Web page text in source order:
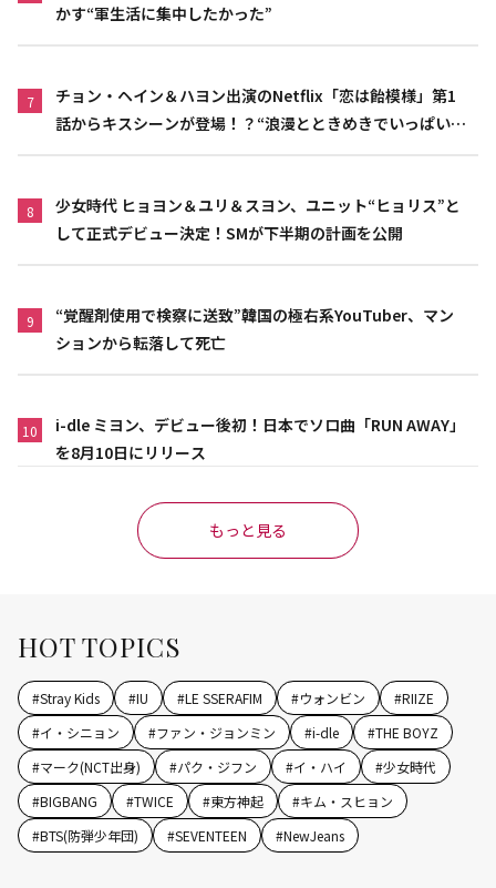
かす“軍生活に集中したかった”
7
チョン・ヘイン＆ハヨン出演のNetflix「恋は飴模様」第1
話からキスシーンが登場！？“浪漫とときめきでいっぱいの
8
少女時代 ヒョヨン＆ユリ＆スヨン、ユニット“ヒョリス”と
して正式デビュー決定！SMが下半期の計画を公開
9
“覚醒剤使用で検察に送致”韓国の極右系YouTuber、マン
ションから転落して死亡
10
i-dle ミヨン、デビュー後初！日本でソロ曲「RUN AWAY」
を8月10日にリリース
もっと見る
HOT TOPICS
#Stray Kids #IU #LE SSERAFIM #ウォンビン #RIIZE
#イ・シニョン #ファン・ジョンミン #i-dle #THE BOYZ
#マーク(NCT出身) #パク・ジフン #イ・ハイ #少女時代
#BIGBANG #TWICE #東方神起 #キム・スヒョン
#BTS(防弾少年団) #SEVENTEEN #NewJeans